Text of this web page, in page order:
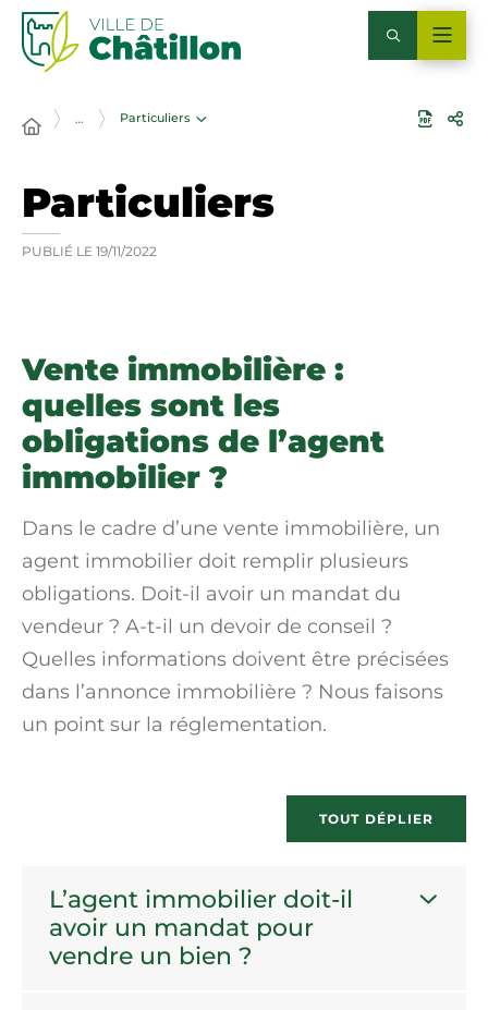
… Particuliers
Particuliers
PUBLIÉ LE 19/11/2022
Vente immobilière :
quelles sont les
obligations de l’agent
immobilier ?
Dans le cadre d’une vente immobilière, un
agent immobilier doit remplir plusieurs
obligations. Doit-il avoir un mandat du
vendeur ? A-t-il un devoir de conseil ?
Quelles informations doivent être précisées
dans l’annonce immobilière ? Nous faisons
un point sur la réglementation.
TOUT DÉPLIER
L’agent immobilier doit-il
avoir un mandat pour
vendre un bien ?